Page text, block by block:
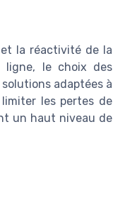
la réactivité de la
ligne, le choix des
adaptées à
les pertes de
un haut niveau de